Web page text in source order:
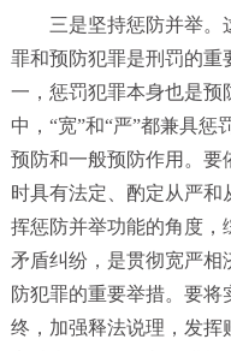
三是坚持惩防并举。
罪和预防犯罪是刑罚的重
一，惩罚犯罪本身也是预
中，“宽”和“严”都兼具
预防和一般预防作用。要
时具有法定、酌定从严
挥惩防并举功能的角度，
矛盾纠纷，是贯彻宽严相
防犯罪的重要举措。要
终，加强释法说理，发挥